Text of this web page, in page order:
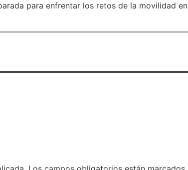
para enfrentar los retos de la movilidad en